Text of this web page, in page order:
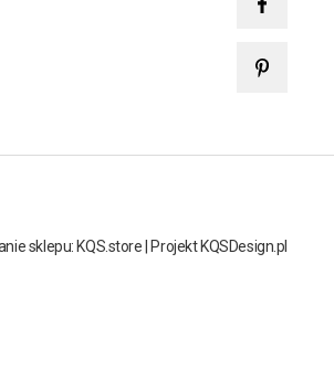
sklepu: KQS.store Projekt KQSDesign.pl